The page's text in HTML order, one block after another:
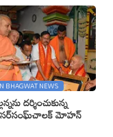
BHAGWAT NEWS
దర్శించుకున్న
సర్‌సంఘ్‌చాలక్ మోహన్